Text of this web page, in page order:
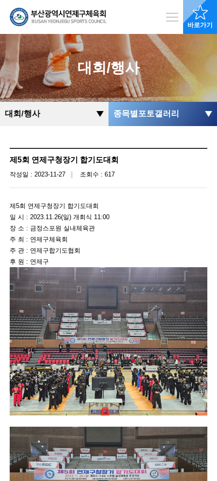
바로가기
대회/행사
대회/행사 종목별포토갤러리
제5회 연제구청장기 합기도대회
작성일 : 2023-11-27 조회수 : 617
제5회 연제구청장기 합기도대회
일 시 : 2023.11.26(일) 개회식 11:00
장 소 : 금정스포원 실내체육관
주 최 : 연제구체육회
주 관 : 연제구합기도협회
후 원 : 연제구